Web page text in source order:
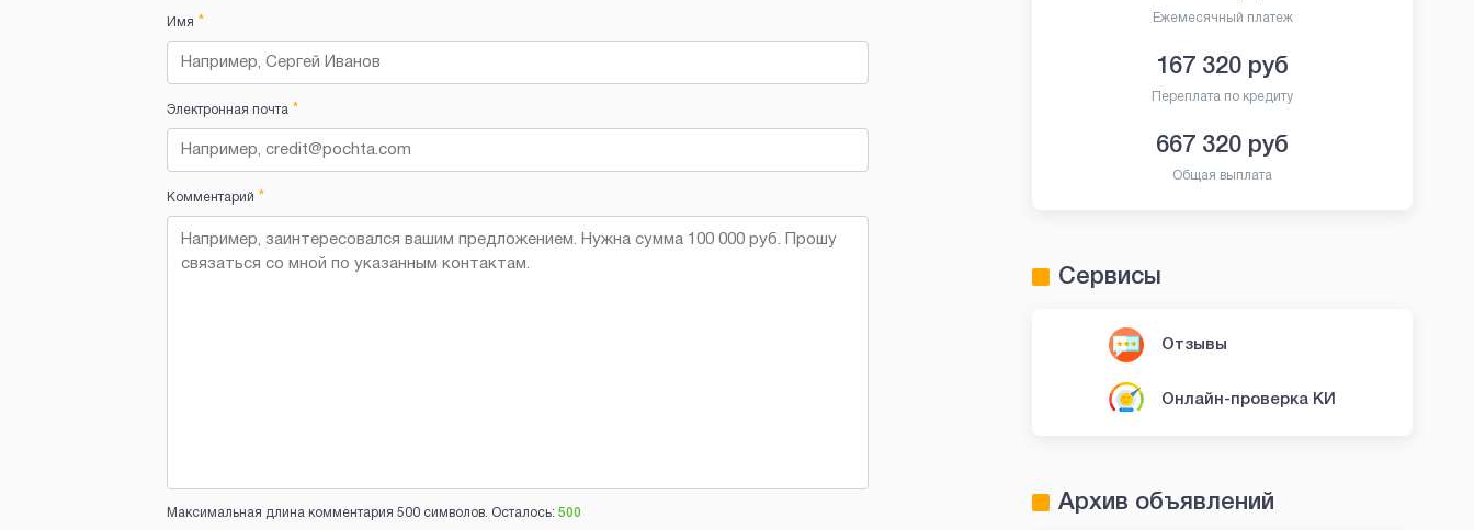
Имя *
Электронная почта*
Комментарий *
Максимальная длина комментария 500 символов. Осталось: 500
Ежемесячный платеж
167 320 руб
Переплата по кредиту
667 320 руб
Общая выплата
Сервисы
Отзывы
Онлайн-проверка КИ
Архив объявлений